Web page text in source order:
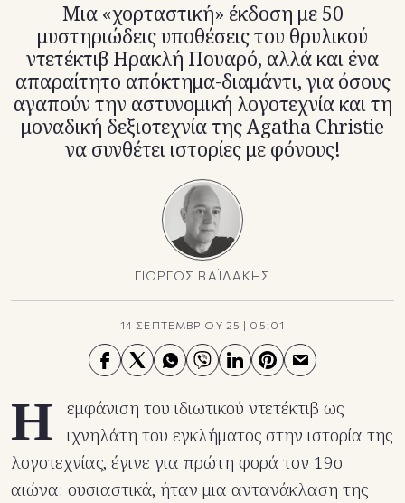
Μια «χορταστική» έκδοση με 50
μυστηριώδεις υποθέσεις του θρυλικού
ντετέκτιβ Ηρακλή Πουαρό, αλλά και ένα
απαραίτητο απόκτημα-διαμάντι, για όσους
αγαπούν την αστυνομική λογοτεχνία και τη
μοναδική δεξιοτεχνία της Agatha Christie
να συνθέτει ιστορίες με φόνους!
ΓΙΩΡΓΟΣ ΒΑΪΛΑΚΗΣ
14 ΣΕΠΤΕΜΒΡΙΟΥ 25 | 05:01
Η
εμφάνιση του ιδιωτικού ντετέκτιβ ως
ιχνηλάτη του εγκλήματος στην ιστορία της
λογοτεχνίας, έγινε για πρώτη φορά τον 19ο
αιώνα: ουσιαστικά, ήταν μια αντανάκλαση της